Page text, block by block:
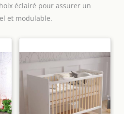
éclairé pour assurer un
et modulable.